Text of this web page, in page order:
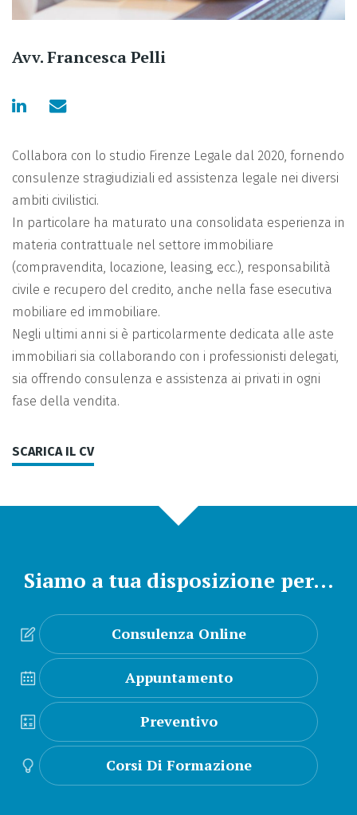
Avv. Francesca Pelli
Collabora con lo studio Firenze Legale dal 2020, fornendo
consulenze stragiudiziali ed assistenza legale nei diversi
ambiti civilistici.
In particolare ha maturato una consolidata esperienza in
materia contrattuale nel settore immobiliare
(compravendita, locazione, leasing, ecc.), responsabilità
civile e recupero del credito, anche nella fase esecutiva
mobiliare ed immobiliare.
Negli ultimi anni si è particolarmente dedicata alle aste
immobiliari sia collaborando con i professionisti delegati,
sia offrendo consulenza e assistenza ai privati in ogni
fase della vendita.
SCARICA IL CV
Siamo a tua disposizione per…
Consulenza Online
Appuntamento
Preventivo
Corsi Di Formazione